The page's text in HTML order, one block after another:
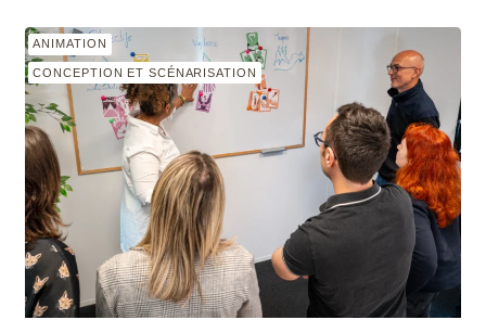
ANIMATION
CONCEPTION ET SCÉNARISATION